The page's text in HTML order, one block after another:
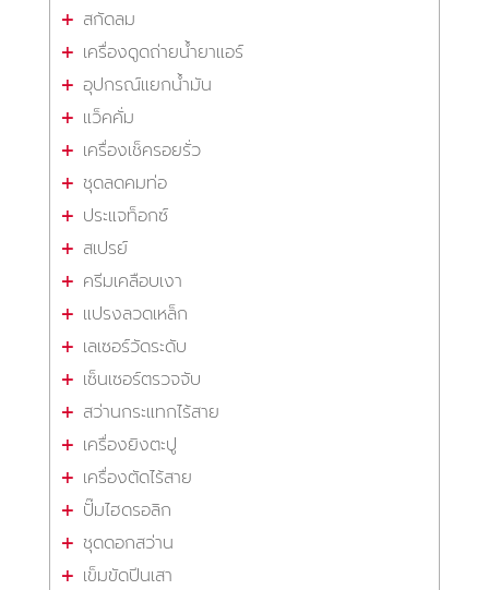
สกัดลม
เครื่องดูดถ่ายน้ำยาแอร์
อุปกรณ์แยกน้ำมัน
แว็คคั่ม
เครื่องเช็ครอยรั่ว
ชุดลดคมท่อ
ประแจท็อกซ์
สเปรย์
ครีมเคลือบเงา
แปรงลวดเหล็ก
เลเซอร์วัดระดับ
เซ็นเซอร์ตรวจจับ
สว่านกระแทกไร้สาย
เครื่องยิงตะปู
เครื่องตัดไร้สาย
ปั๊มไฮดรอลิก
ชุดดอกสว่าน
เข็มขัดปีนเสา